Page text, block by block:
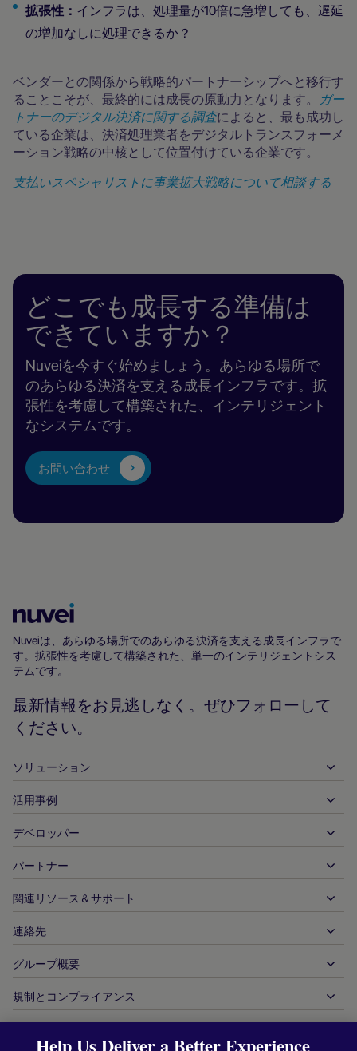
拡張性： インフラは、処理量が10倍に急増しても、遅延
の増加なしに処理できるか？
ベンダーとの関係から戦略的パートナーシップへと移行す
ることこそが、最終的には成長の原動力となります。
ガー
トナーのデジタル決済に関する調査によると、最も成功し
ている企業は、決済処理業者をデジタルトランスフォーメ
ーション戦略の中核として位置付けている企業です。
支払いスペシャリストに事業拡大戦略について相談する
どこでも成長する準備は
できていますか？
Nuveiを今すぐ始めましょう。あらゆる場所で
のあらゆる決済を支える成長インフラです。拡
張性を考慮して構築された、インテリジェント
なシステムです。
お問い合わせ
ホ
ー
ペ
ー
Nuveiは、あらゆる場所でのあらゆる決済を支える成長インフラで
す。拡張性を考慮して構築された、単一のインテリジェントシス
テムです。
最新情報をお見逃しなく。ぜひフォローして
ください。
ソリューション
入金
出金
リアルタイム決済
発行
決済方法
APM
オーソリ最適化
活用事例
ホスピタリティ
自動車
企業間（B2B）
金融サービス
政府からの支払い
旅行＆モビリティ
デベロッパー
デベロッパーツール
API 参照ドキュメント
ドキュメントセンター
パートナー
当社との提携
パートナー製品＆ソリューション
技術パートナー
パートナー DNA
パートナーの洞察
関連リソース＆サポート
お客様サポート
加盟店向けリソース
業界レポート
連絡先
販売に関するお問い合わせ
最高経営責任者室
カナダ行動規範
グループ概要
当社について
採用情報
規制とコンプライアンス
ログイン お問い合わせ